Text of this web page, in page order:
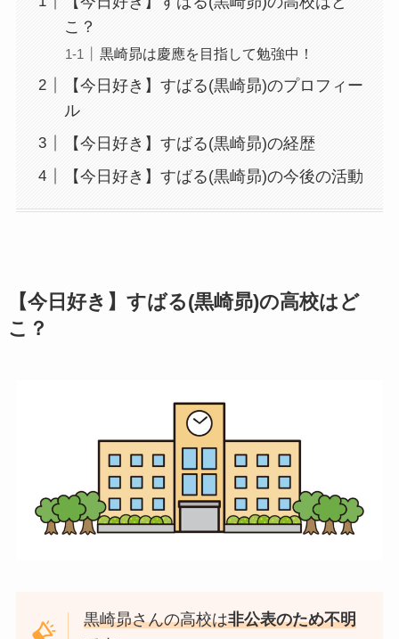
こ？
黒崎昴は慶應を目指して勉強中！
【今日好き】すばる(黒崎昴)のプロフィー
ル
【今日好き】すばる(黒崎昴)の経歴
【今日好き】すばる(黒崎昴)の今後の活動
【今日好き】すばる(黒崎昴)の高校はど
こ？
黒崎昴さんの高校は非公表のため不明